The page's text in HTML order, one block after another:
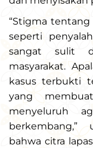
“Stigma tentang
seperti
sangat sulit
masyarakat.
kasus terbukti
yang
menyeluruh
berkembang,”
bahwa citra